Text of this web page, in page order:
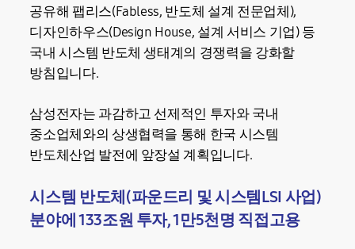
공유해 팹리스(Fabless, 반도체 설계 전문업체),
디자인하우스(Design House, 설계 서비스 기업) 등
국내 시스템 반도체 생태계의 경쟁력을 강화할
방침입니다.
삼성전자는 과감하고 선제적인 투자와 국내
중소업체와의 상생협력을 통해 한국 시스템
반도체산업 발전에 앞장설 계획입니다.
시스템 반도체(파운드리 및 시스템LSI 사업)
분야에 133조원 투자, 1만5천명 직접고용